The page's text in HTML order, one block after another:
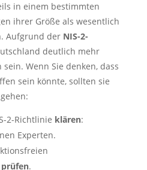
in einem bestimmten
ihrer Größe als wesentlich
Aufgrund der NIS-2-
deutlich mehr
Wenn Sie denken, dass
sein könnte, sollten sie
2-Richtlinie klären:
Experten.
prüfen.